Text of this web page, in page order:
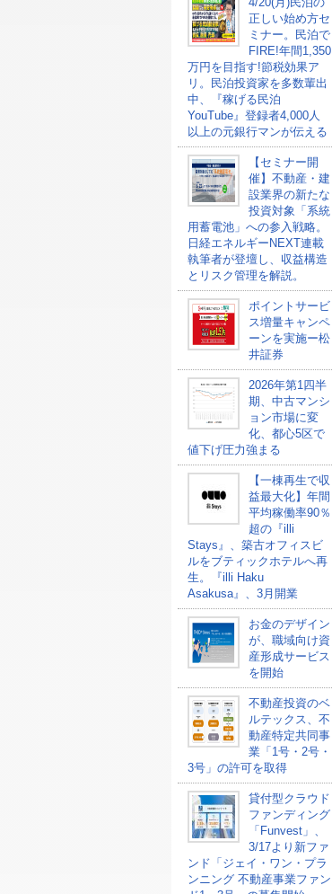
正しい始め方セ
ミナー。民泊で
FIRE!年間1,350
万円を目指す!節税効果ア
リ。民泊投資家を多数輩出
中、『稼げる民泊
YouTube』登録者4,000人
以上の元銀行マンが伝える
【セミナー開
催】不動産・建
設業界の新たな
投資対象「系統
用蓄電池」への参入戦略。
日経エネルギーNEXT連載
執筆者が登壇し、収益構造
とリスク管理を解説。
ポイントサービ
ス増量キャンペ
ーンを実施ー松
井証券
2026年第1四半
期、中古マンシ
ョン市場に変
化、都心5区で
値下げ圧力強まる
【一棟再生で収
益最大化】年間
平均稼働率90％
超の『illi
Stays』、築古オフィスビ
ルをブティックホテルへ再
生。『illi Haku
Asakusa』、3月開業
お金のデザイン
が、職域向け資
産形成サービス
を開始
不動産投資のベ
ルテックス、不
動産特定共同事
業「1号・2号・
3号」の許可を取得
貸付型クラウド
ファンディング
「Funvest」、
3/17より新ファ
ンド「ジェイ・ワン・プラ
ンニング 不動産事業ファン